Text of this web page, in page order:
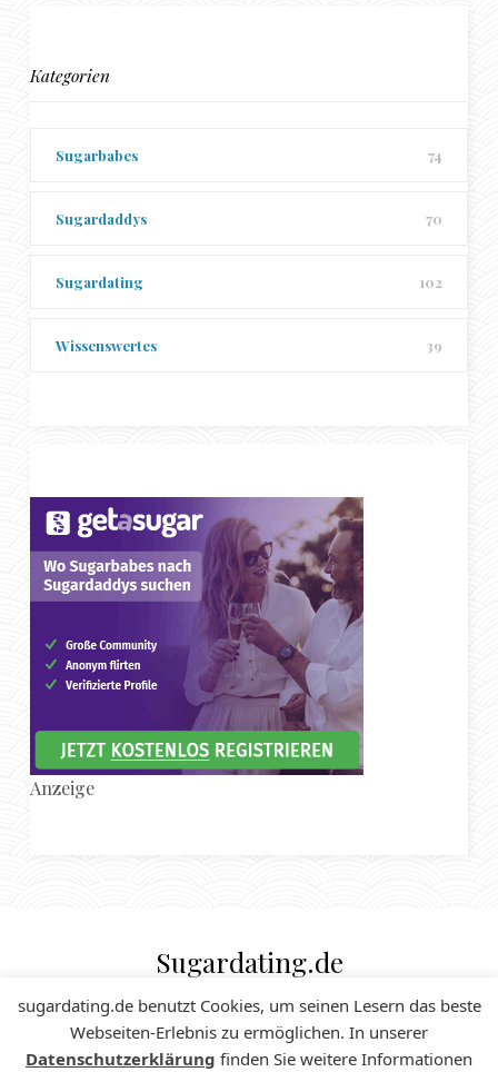
Kategorien
Sugarbabes 74
Sugardaddys 70
Sugardating 102
Wissenswertes 39
Anzeige
Sugardating.de
SUGAR DADDY & SUGAR BABE MAGAZIN
sugardating.de benutzt Cookies, um seinen Lesern das beste
Webseiten-Erlebnis zu ermöglichen. In unserer
Datenschutzerklärung finden Sie weitere Informationen